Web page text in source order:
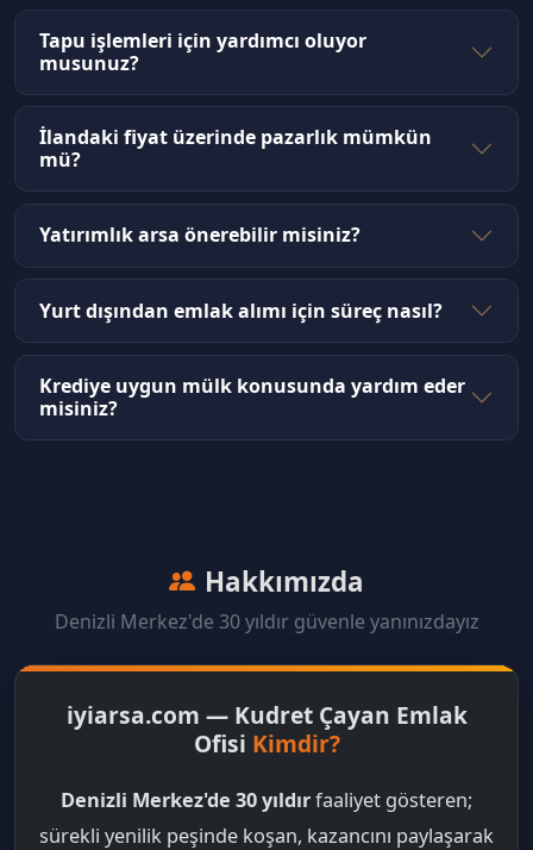
Tapu işlemleri için yardımcı oluyor
musunuz?
İlandaki fiyat üzerinde pazarlık mümkün
mü?
Yatırımlık arsa önerebilir misiniz?
Yurt dışından emlak alımı için süreç nasıl?
Krediye uygun mülk konusunda yardım eder
misiniz?
Hakkımızda
Denizli Merkez'de 30 yıldır güvenle yanınızdayız
iyiarsa.com — Kudret Çayan Emlak
Ofisi Kimdir?
Denizli Merkez'de 30 yıldırfaaliyet gösteren;
sürekli yenilik peşinde koşan, kazancını paylaşarak